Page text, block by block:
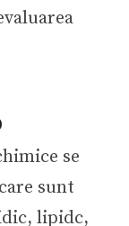
se
sunt
lipidc,